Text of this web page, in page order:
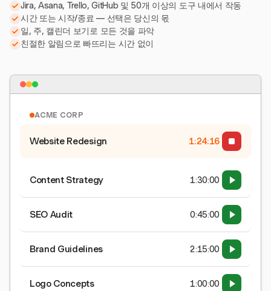
Jira, Asana, Trello, GitHub 및 50개 이상의 도구 내에서 작동
시간 또는 시작/종료 — 선택은 당신의 몫
일, 주, 캘린더 보기로 모든 것을 파악
친절한 알림으로 빠뜨리는 시간 없이
ACME CORP
Website Redesign 1:24:16
Content Strategy 1:30:00
SEO Audit 0:45:00
Brand Guidelines 2:15:00
Logo Concepts 1:00:00